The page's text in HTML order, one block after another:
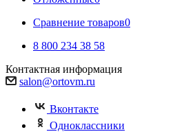
Сравнение товаров0
8 800 234 38 58
Контактная информация
salon@ortovm.ru
Вконтакте
Одноклассники